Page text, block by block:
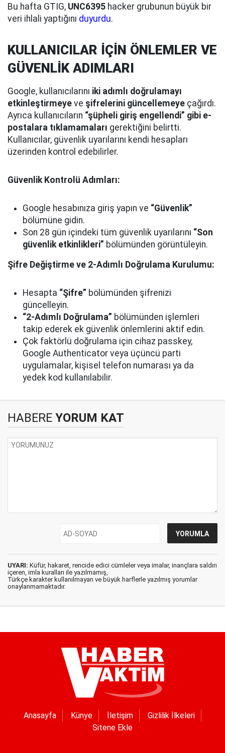
Bu hafta GTIG, UNC6395 hacker grubunun büyük bir
veri ihlali yaptığını duyurdu.
KULLANICILAR İÇİN ÖNLEMLER VE
GÜVENLİK ADIMLARI
Google, kullanıcılarını iki adımlı doğrulamayı
etkinleştirmeye ve şifrelerini güncellemeye çağırdı.
Ayrıca kullanıcıların “şüpheli giriş engellendi” gibi e-
postalara tıklamamaları gerektiğini belirtti.
Kullanıcılar, güvenlik uyarılarını kendi hesapları
üzerinden kontrol edebilirler.
Güvenlik Kontrolü Adımları:
Google hesabınıza giriş yapın ve “Güvenlik”
bölümüne gidin.
Son 28 gün içindeki tüm güvenlik uyarılarını “Son
güvenlik etkinlikleri” bölümünden görüntüleyin.
Şifre Değiştirme ve 2-Adımlı Doğrulama Kurulumu:
Hesapta “Şifre” bölümünden şifrenizi
güncelleyin.
“2-Adımlı Doğrulama” bölümünden işlemleri
takip ederek ek güvenlik önlemlerini aktif edin.
Çok faktörlü doğrulama için cihaz passkey,
Google Authenticator veya üçüncü parti
uygulamalar, kişisel telefon numarası ya da
yedek kod kullanılabilir.
HABERE YORUM KAT
UYARI: Küfür, hakaret, rencide edici cümleler veya imalar, inançlara saldırı
içeren, imla kuralları ile yazılmamış,
Türkçe karakter kullanılmayan ve büyük harflerle yazılmış yorumlar
onaylanmamaktadır.
Anasayfa Künye İletişim
Gizlilik İlkeleri
Sitene Ekle